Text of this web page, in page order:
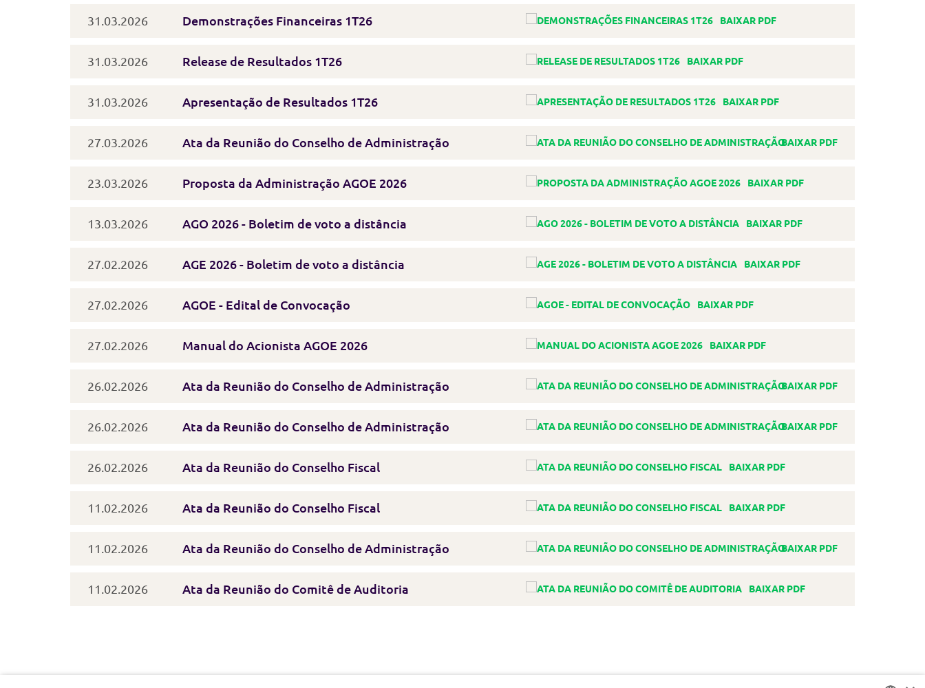
31.03.2026 Demonstrações Financeiras 1T26 BAIXAR PDF
31.03.2026 Release de Resultados 1T26 BAIXAR PDF
31.03.2026 Apresentação de Resultados 1T26 BAIXAR PDF
27.03.2026 Ata da Reunião do Conselho de Administração BAIXAR PDF
23.03.2026 Proposta da Administração AGOE 2026 BAIXAR PDF
13.03.2026 AGO 2026 - Boletim de voto a distância BAIXAR PDF
27.02.2026 AGE 2026 - Boletim de voto a distância BAIXAR PDF
27.02.2026 AGOE - Edital de Convocação BAIXAR PDF
27.02.2026 Manual do Acionista AGOE 2026 BAIXAR PDF
26.02.2026 Ata da Reunião do Conselho de Administração BAIXAR PDF
26.02.2026 Ata da Reunião do Conselho de Administração BAIXAR PDF
26.02.2026 Ata da Reunião do Conselho Fiscal BAIXAR PDF
11.02.2026 Ata da Reunião do Conselho Fiscal BAIXAR PDF
11.02.2026 Ata da Reunião do Conselho de Administração BAIXAR PDF
11.02.2026 Ata da Reunião do Comitê de Auditoria BAIXAR PDF